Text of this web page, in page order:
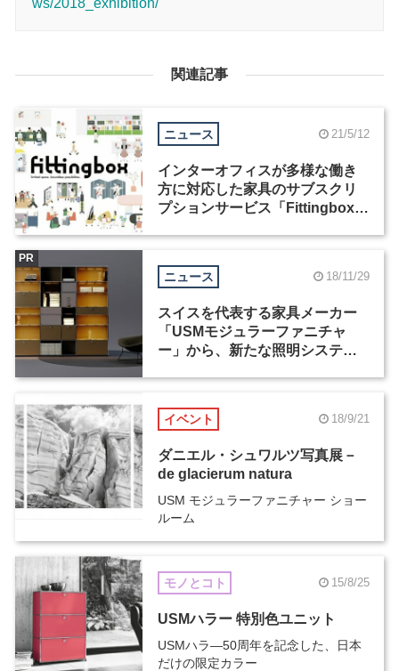
ws/2018_exhibition/
関連記事
ニュース 21/5/12
インターオフィスが多様な働き
方に対応した家具のサブスクリ
プションサービス「Fittingbox」
ニュース 18/11/29
スイスを代表する家具メーカー
「USMモジュラーファニチャ
ー」から、新たな照明システム
PR
イベント 18/9/21
ダニエル・シュワルツ写真展－
de glacierum natura
USM モジュラーファニチャー ショー
ルーム
モノとコト 15/8/25
USMハラー 特別色ユニット
USMハラ―50周年を記念した、日本
だけの限定カラー